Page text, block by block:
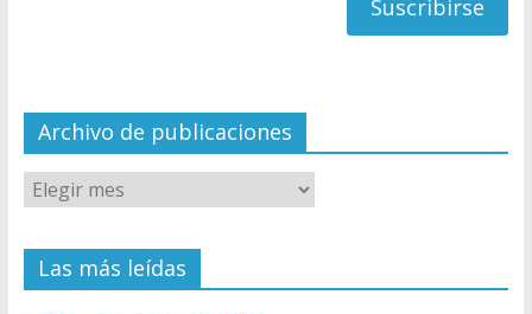
el
Archivo de publicaciones
Las más leídas